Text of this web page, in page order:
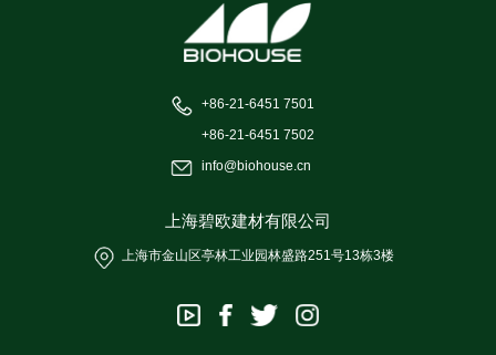
+86-21-6451 7501
+86-21-6451 7502
info@biohouse.cn
上海碧欧建材有限公司
上海市金山区亭林工业园林盛路251号13栋3楼